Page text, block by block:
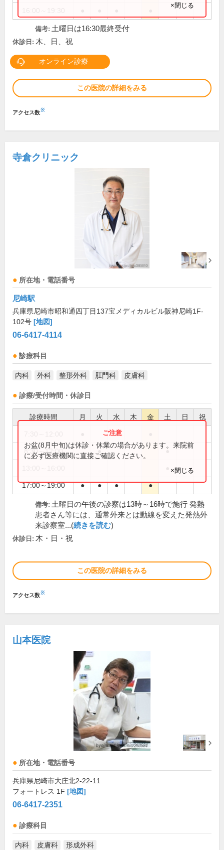
×閉じる
備考: 土曜日は16:30最終受付
休診日: 木、日、祝
オンライン診療
この医院の詳細をみる
アクセス数※
寺倉クリニック
所在地・電話番号
尼崎駅
兵庫県尼崎市昭和通四丁目137宝メディカルビル阪神尼崎1F-
102号 [地図]
06-6417-4114
診療科目
内科 外科 整形外科 肛門科 皮膚科
診療/受付時間・休診日
診療時間 月 火 水 木 金 土 日 祝
●
8:30～12:00 ● ●
17:00～19:00 ● ● ● ●
お盆(8月中旬)は休診・休業の場合があります。来院前
に必ず医療機関に直接ご確認ください。
×閉じる
備考: 土曜日の午後の診察は13時～16時で施行 発熱
患者さん等には、通常外来とは動線を変えた発熱外
来診察室...(続きを読む)
休診日: 木・日・祝
この医院の詳細をみる
アクセス数※
山本医院
所在地・電話番号
兵庫県尼崎市大庄北2-22-11
フォートレス 1F [地図]
06-6417-2351
診療科目
内科 皮膚科 形成外科